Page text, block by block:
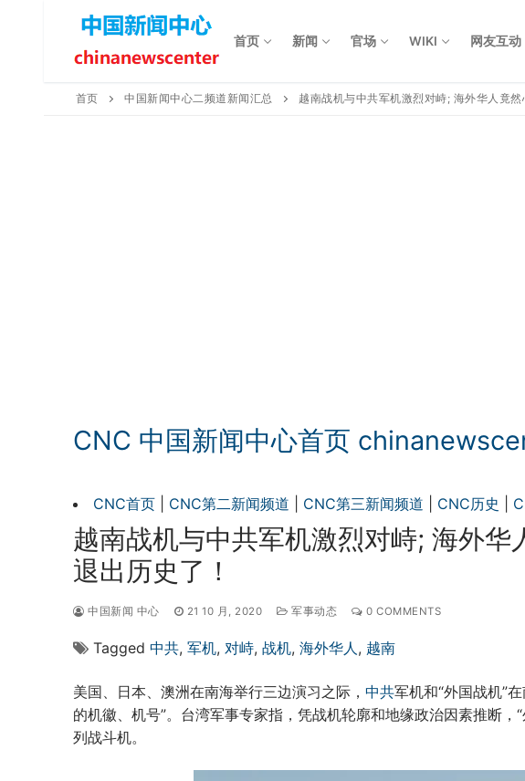
content
首页 新闻 官场 WIKI 网友互动
首页 中国新闻中心二频道新闻汇总 越南战机与中共军机激烈对峙; 海外华人竟
CNC 中国新闻中心首页
CNC首页 CNC第二新闻频道 CNC第三新闻频道 CNC历史
越南战机与中共军机激烈对峙; 海外华
退出历史了！
中国新闻 中心 21 10 月, 2020 军事动态 0 COMMENTS
Tagged 中共, 军机, 对峙, 战机, 海外华人, 越南
美国、日本、澳洲在南海举行三边演习之际， 中共军机和“外国战机”
的机徽、机号”。台湾军事专家指，凭战机轮廓和地缘政治因素推断
列战斗机。